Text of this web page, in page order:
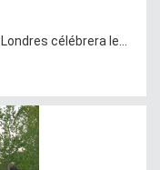
célébrera le...